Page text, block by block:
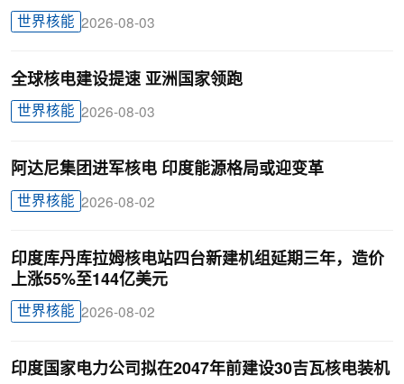
世界核能 2026-08-03
全球核电建设提速 亚洲国家领跑
世界核能 2026-08-03
阿达尼集团进军核电 印度能源格局或迎变革
世界核能 2026-08-02
印度库丹库拉姆核电站四台新建机组延期三年，造价
上涨55%至144亿美元
世界核能 2026-08-02
印度国家电力公司拟在2047年前建设30吉瓦核电装机